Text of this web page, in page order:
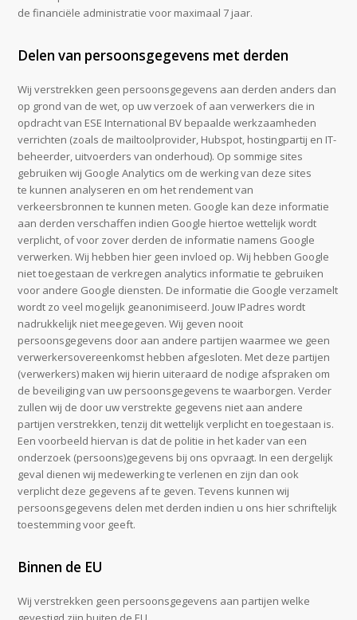
de financiële administratie voor maximaal 7 jaar.
Delen van persoonsgegevens met derden
Wij verstrekken geen persoonsgegevens aan derden anders dan
op grond van de wet, op uw verzoek of aan verwerkers die in
opdracht van ESE International BV bepaalde werkzaamheden
verrichten (zoals de mailtoolprovider, Hubspot, hostingpartij en IT-
beheerder, uitvoerders van onderhoud). Op sommige sites
gebruiken wij Google Analytics om de werking van deze sites
te kunnen analyseren en om het rendement van
verkeersbronnen te kunnen meten. Google kan deze informatie
aan derden verschaffen indien Google hiertoe wettelijk wordt
verplicht, of voor zover derden de informatie namens Google
verwerken. Wij hebben hier geen invloed op. Wij hebben Google
niet toegestaan de verkregen analytics informatie te gebruiken
voor andere Google diensten. De informatie die Google verzamelt
wordt zo veel mogelijk geanonimiseerd. Jouw IPadres wordt
nadrukkelijk niet meegegeven. Wij geven nooit
persoonsgegevens door aan andere partijen waarmee we geen
verwerkersovereenkomst hebben afgesloten. Met deze partijen
(verwerkers) maken wij hierin uiteraard de nodige afspraken om
de beveiliging van uw persoonsgegevens te waarborgen. Verder
zullen wij de door uw verstrekte gegevens niet aan andere
partijen verstrekken, tenzij dit wettelijk verplicht en toegestaan is.
Een voorbeeld hiervan is dat de politie in het kader van een
onderzoek (persoons)gegevens bij ons opvraagt. In een dergelijk
geval dienen wij medewerking te verlenen en zijn dan ook
verplicht deze gegevens af te geven. Tevens kunnen wij
persoonsgegevens delen met derden indien u ons hier schriftelijk
toestemming voor geeft.
Binnen de EU
Wij verstrekken geen persoonsgegevens aan partijen welke